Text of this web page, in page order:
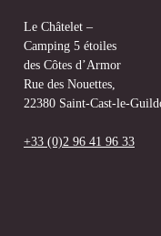
Le Châtelet –
Camping 5 étoiles
des Côtes d’Armor
Rue des Nouettes,
22380 Saint-Cast-le-
+33 (0)2 96 41 96 33